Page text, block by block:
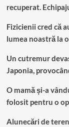
recuperat.
Fizicienii cred că
lumea noastră la
Un cutremur
Japonia,
O mamă și-a
folosit pentru o
Alunecări de